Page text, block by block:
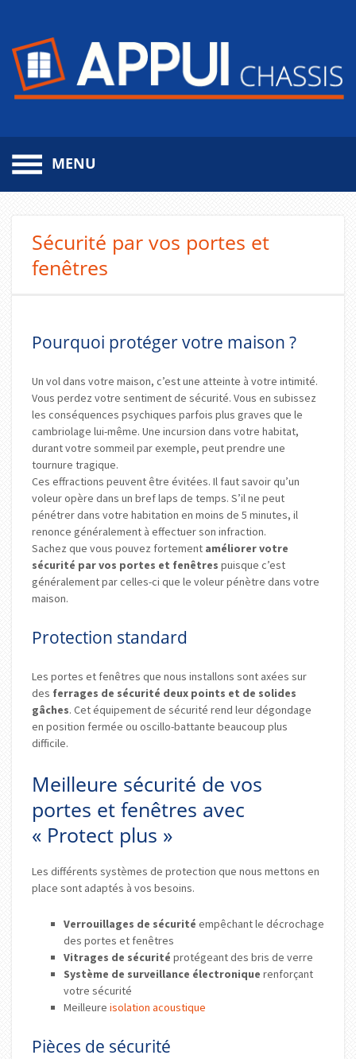
MENU
au
contenu
principal
Sécurité par vos portes et
fenêtres
Pourquoi protéger votre maison ?
Un vol dans votre maison, c’est une atteinte à votre intimité.
Vous perdez votre sentiment de sécurité. Vous en subissez
les conséquences psychiques parfois plus graves que le
cambriolage lui-même. Une incursion dans votre habitat,
durant votre sommeil par exemple, peut prendre une
tournure tragique.
Ces effractions peuvent être évitées. Il faut savoir qu’un
voleur opère dans un bref laps de temps. S’il ne peut
pénétrer dans votre habitation en moins de 5 minutes, il
renonce généralement à effectuer son infraction.
Sachez que vous pouvez fortement améliorer votre
sécurité par vos portes et fenêtres puisque c’est
généralement par celles-ci que le voleur pénètre dans votre
maison.
Protection standard
Les portes et fenêtres que nous installons sont axées sur
des ferrages de sécurité deux points et de solides
gâches. Cet équipement de sécurité rend leur dégondage
en position fermée ou oscillo-battante beaucoup plus
difficile.
Meilleure sécurité de vos
portes et fenêtres avec
« Protect plus »
Les différents systèmes de protection que nous mettons en
place sont adaptés à vos besoins.
Verrouillages de sécurité empêchant le décrochage
des portes et fenêtres
Vitrages de sécurité protégeant des bris de verre
Système de surveillance électronique renforçant
votre sécurité
Meilleure isolation acoustique
Pièces de sécurité